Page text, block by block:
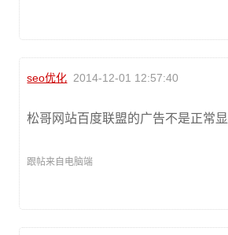
seo优化 2014-12-01 12:57:40
松哥网站百度联盟的广告不是正常显
跟帖来自电脑端